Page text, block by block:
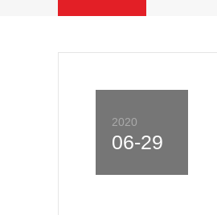
2020
06-29